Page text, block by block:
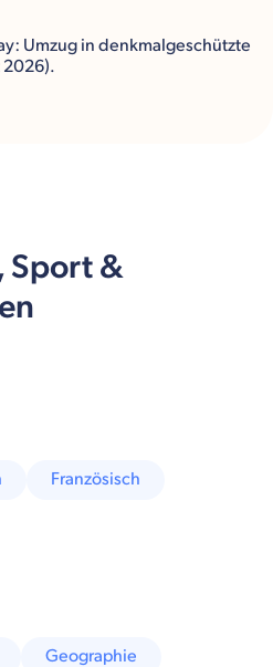
Umzug in denkmalgeschützte
2026).
Sport &
Französisch
Geographie